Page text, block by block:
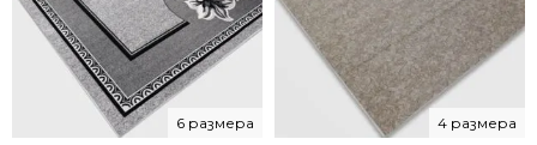
6 размера 4 размера